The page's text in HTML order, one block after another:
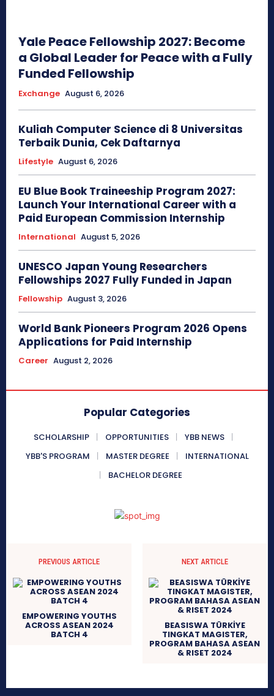
Yale Peace Fellowship 2027: Become
a Global Leader for Peace with a Fully
Funded Fellowship
Exchange August 6, 2026
Kuliah Computer Science di 8 Universitas
Terbaik Dunia, Cek Daftarnya
Lifestyle August 6, 2026
EU Blue Book Traineeship Program 2027:
Launch Your International Career with a
Paid European Commission Internship
International August 5, 2026
UNESCO Japan Young Researchers
Fellowships 2027 Fully Funded in Japan
Fellowship August 3, 2026
World Bank Pioneers Program 2026 Opens
Applications for Paid Internship
Career August 2, 2026
Popular Categories
SCHOLARSHIP OPPORTUNITIES
YBB NEWS
YBB'S PROGRAM
MASTER DEGREE
INTERNATIONAL
BACHELOR DEGREE
PREVIOUS ARTICLE
EMPOWERING YOUTHS
ACROSS ASEAN 2024
BATCH 4
NEXT ARTICLE
BEASISWA TÜRKİYE
TINGKAT MAGISTER,
PROGRAM BAHASA ASEAN
& RISET 2024